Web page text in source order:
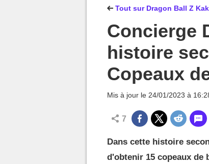
Tout sur Dragon Ball Z
Concierge
histoire
Copeaux
Mis à jour le 24/01/2023 à
7
Dans cette histoire
d'obtenir 15 copeaux